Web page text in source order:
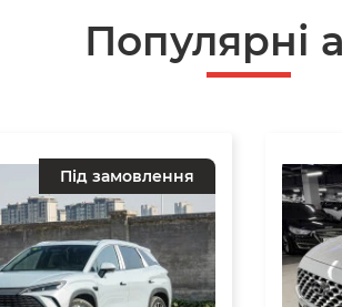
Популярні
Під замовлення